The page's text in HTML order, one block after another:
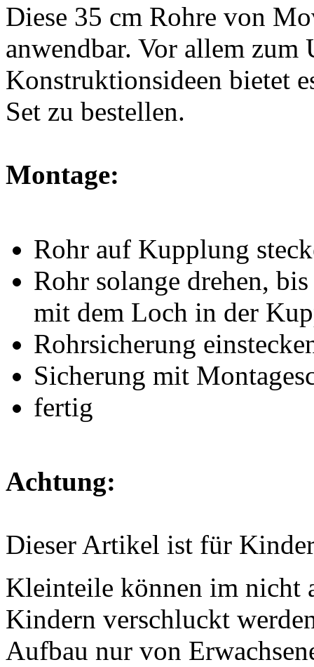
Diese 35 cm Rohre von
anwendbar. Vor allem zum
Konstruktionsideen bietet
Set zu bestellen.
Montage:
Rohr auf Kupplung
Rohr solange drehen,
mit dem Loch in der
Rohrsicherung
Sicherung mit
fertig
Achtung:
Dieser Artikel ist für
Kleinteile können im nicht
Kindern verschluckt
Aufbau nur von